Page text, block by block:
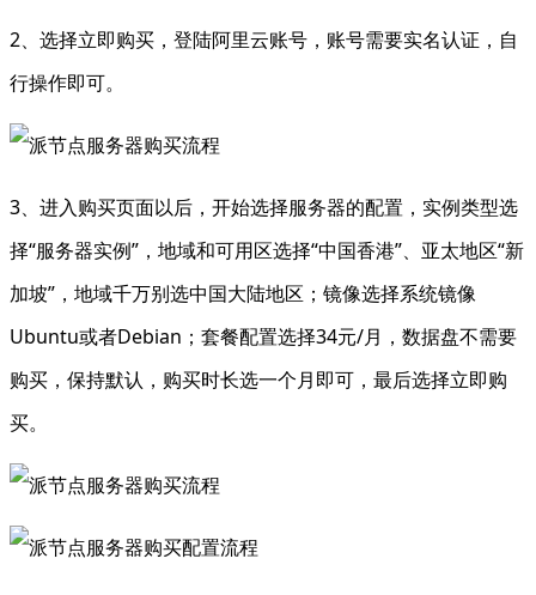
2、选择立即购买，登陆阿里云账号，账号需要实名认证，自
行操作即可。
3、进入购买页面以后，开始选择服务器的配置，实例类型选
择“服务器实例”，地域和可用区选择“中国香港”、亚太地区“新
加坡”，地域千万别选中国大陆地区；镜像选择系统镜像
Ubuntu或者Debian；套餐配置选择34元/月，数据盘不需要
购买，保持默认，购买时长选一个月即可，最后选择立即购
买。